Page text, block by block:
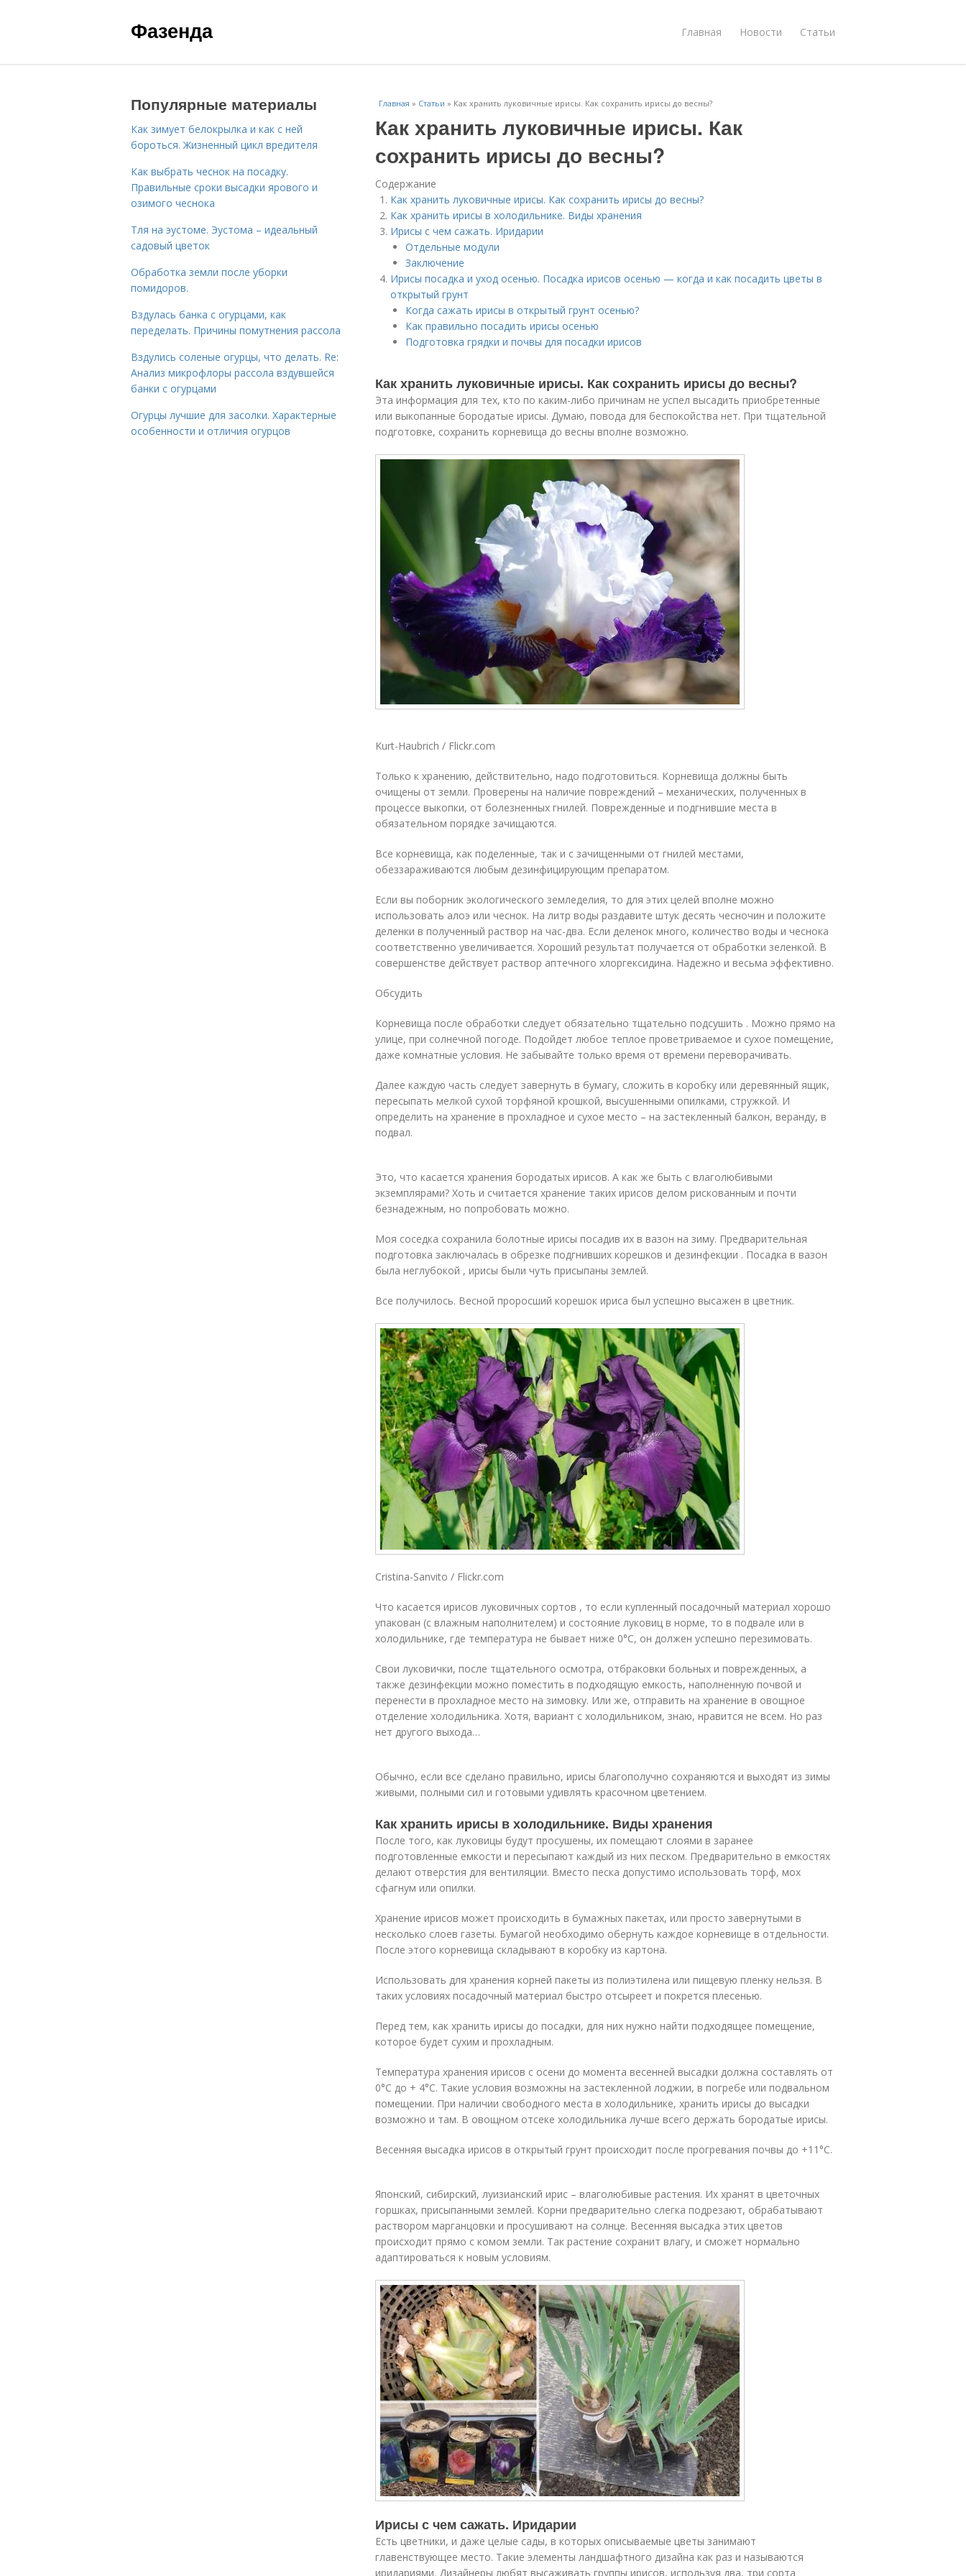
Фазенда Главная Новости Статьи
Главная » Статьи » Как хранить луковичные ирисы. Как сохранить ирисы до весны?
Как хранить луковичные ирисы. Как
сохранить ирисы до весны?
Содержание
Как хранить луковичные ирисы. Как сохранить ирисы до весны?
Как хранить ирисы в холодильнике. Виды хранения
Ирисы с чем сажать. Иридарии
Отдельные модули
Заключение
Ирисы посадка и уход осенью. Посадка ирисов осенью — когда и как посадить цветы в
открытый грунт
Когда сажать ирисы в открытый грунт осенью?
Как правильно посадить ирисы осенью
Подготовка грядки и почвы для посадки ирисов
Как хранить луковичные ирисы. Как сохранить ирисы до весны?
Эта информация для тех, кто по каким-либо причинам не успел высадить приобретенные
или выкопанные бородатые ирисы. Думаю, повода для беспокойства нет. При тщательной
подготовке, сохранить корневища до весны вполне возможно.
Kurt-Haubrich / Flickr.com
Только к хранению, действительно, надо подготовиться. Корневища должны быть
очищены от земли. Проверены на наличие повреждений – механических, полученных в
процессе выкопки, от болезненных гнилей. Поврежденные и подгнившие места в
обязательном порядке зачищаются.
Все корневища, как поделенные, так и с зачищенными от гнилей местами,
обеззараживаются любым дезинфицирующим препаратом.
Если вы поборник экологического земледелия, то для этих целей вполне можно
использовать алоэ или чеснок. На литр воды раздавите штук десять чесночин и положите
деленки в полученный раствор на час-два. Если деленок много, количество воды и чеснока
соответственно увеличивается. Хороший результат получается от обработки зеленкой. В
совершенстве действует раствор аптечного хлоргексидина. Надежно и весьма эффективно.
Обсудить
Корневища после обработки следует обязательно тщательно подсушить . Можно прямо на
улице, при солнечной погоде. Подойдет любое теплое проветриваемое и сухое помещение,
даже комнатные условия. Не забывайте только время от времени переворачивать.
Далее каждую часть следует завернуть в бумагу, сложить в коробку или деревянный ящик,
пересыпать мелкой сухой торфяной крошкой, высушенными опилками, стружкой. И
определить на хранение в прохладное и сухое место – на застекленный балкон, веранду, в
подвал.
Это, что касается хранения бородатых ирисов. А как же быть с влаголюбивыми
экземплярами? Хоть и считается хранение таких ирисов делом рискованным и почти
безнадежным, но попробовать можно.
Моя соседка сохранила болотные ирисы посадив их в вазон на зиму. Предварительная
подготовка заключалась в обрезке подгнивших корешков и дезинфекции . Посадка в вазон
была неглубокой , ирисы были чуть присыпаны землей.
Все получилось. Весной проросший корешок ириса был успешно высажен в цветник.
Cristina-Sanvito / Flickr.com
Что касается ирисов луковичных сортов , то если купленный посадочный материал хорошо
упакован (с влажным наполнителем) и состояние луковиц в норме, то в подвале или в
холодильнике, где температура не бывает ниже 0°С, он должен успешно перезимовать.
Свои луковички, после тщательного осмотра, отбраковки больных и поврежденных, а
также дезинфекции можно поместить в подходящую емкость, наполненную почвой и
перенести в прохладное место на зимовку. Или же, отправить на хранение в овощное
отделение холодильника. Хотя, вариант с холодильником, знаю, нравится не всем. Но раз
нет другого выхода…
Обычно, если все сделано правильно, ирисы благополучно сохраняются и выходят из зимы
живыми, полными сил и готовыми удивлять красочном цветением.
Как хранить ирисы в холодильнике. Виды хранения
После того, как луковицы будут просушены, их помещают слоями в заранее
подготовленные емкости и пересыпают каждый из них песком. Предварительно в емкостях
делают отверстия для вентиляции. Вместо песка допустимо использовать торф, мох
сфагнум или опилки.
Хранение ирисов может происходить в бумажных пакетах, или просто завернутыми в
несколько слоев газеты. Бумагой необходимо обернуть каждое корневище в отдельности.
После этого корневища складывают в коробку из картона.
Использовать для хранения корней пакеты из полиэтилена или пищевую пленку нельзя. В
таких условиях посадочный материал быстро отсыреет и покрется плесенью.
Перед тем, как хранить ирисы до посадки, для них нужно найти подходящее помещение,
которое будет сухим и прохладным.
Температура хранения ирисов с осени до момента весенней высадки должна составлять от
0°С до + 4°С. Такие условия возможны на застекленной лоджии, в погребе или подвальном
помещении. При наличии свободного места в холодильнике, хранить ирисы до высадки
возможно и там. В овощном отсеке холодильника лучше всего держать бородатые ирисы.
Весенняя высадка ирисов в открытый грунт происходит после прогревания почвы до +11°С.
Японский, сибирский, луизианский ирис – влаголюбивые растения. Их хранят в цветочных
горшках, присыпанными землей. Корни предварительно слегка подрезают, обрабатывают
раствором марганцовки и просушивают на солнце. Весенняя высадка этих цветов
происходит прямо с комом земли. Так растение сохранит влагу, и сможет нормально
адаптироваться к новым условиям.
Ирисы с чем сажать. Иридарии
Есть цветники, и даже целые сады, в которых описываемые цветы занимают
главенствующее место. Такие элементы ландшафтного дизайна как раз и называются
иридариями. Дизайнеры любят высаживать группы ирисов, используя два, три сорта
Популярные материалы
Как зимует белокрылка и как с ней
бороться. Жизненный цикл вредителя
Как выбрать чеснок на посадку.
Правильные сроки высадки ярового и
озимого чеснока
Тля на эустоме. Эустома – идеальный
садовый цветок
Обработка земли после уборки
помидоров.
Вздулась банка с огурцами, как
переделать. Причины помутнения рассола
Вздулись соленые огурцы, что делать. Re:
Анализ микрофлоры рассола вздувшейся
банки с огурцами
Огурцы лучшие для засолки. Характерные
особенности и отличия огурцов